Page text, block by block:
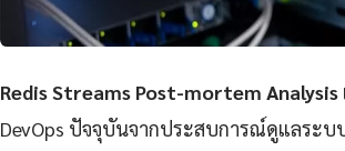
Redis Streams Post-mortem Analysis
DevOps ปัจจุบันจากประสบการณ์ดูแลระบ